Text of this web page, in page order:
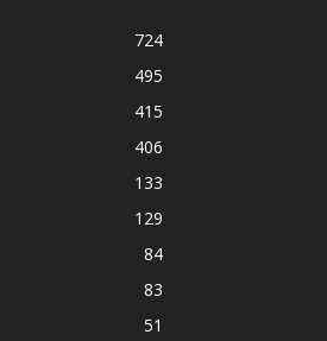
724
495
415
406
133
129
84
83
51